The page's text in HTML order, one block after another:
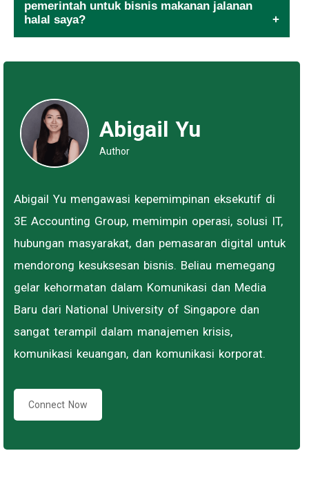
pemerintah untuk bisnis makanan jalanan
halal saya?
Abigail Yu
Author
Abigail Yu mengawasi kepemimpinan eksekutif di
3E Accounting Group, memimpin operasi, solusi IT,
hubungan masyarakat, dan pemasaran digital untuk
mendorong kesuksesan bisnis. Beliau memegang
gelar kehormatan dalam Komunikasi dan Media
Baru dari National University of Singapore dan
sangat terampil dalam manajemen krisis,
komunikasi keuangan, dan komunikasi korporat.
Connect Now